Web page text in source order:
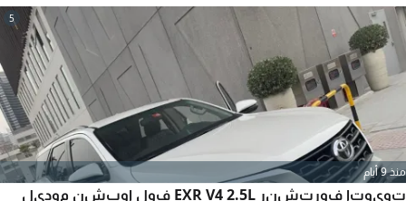
5
منذ 9 أيام
تويوتا فورتشنر EXR V4 2.5L فول اوبشن موديل